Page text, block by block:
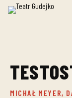
MICHAŁ MEYER,